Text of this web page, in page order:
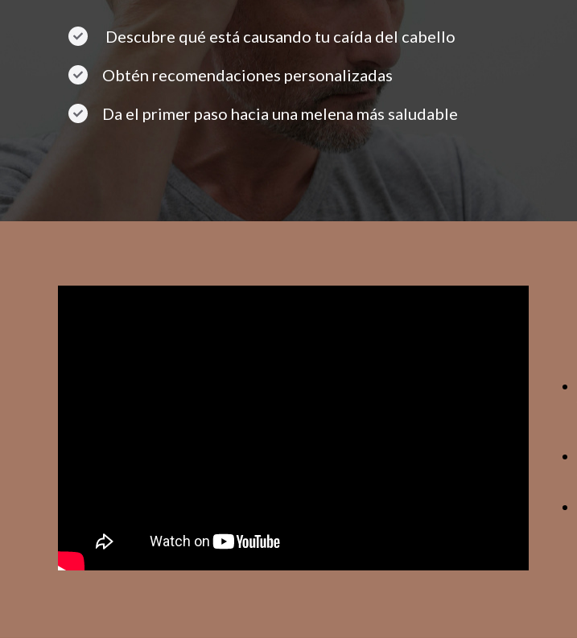
Descubre qué está causando tu caída del cabello
Obtén recomendaciones personalizadas
Da el primer paso hacia una melena más saludable